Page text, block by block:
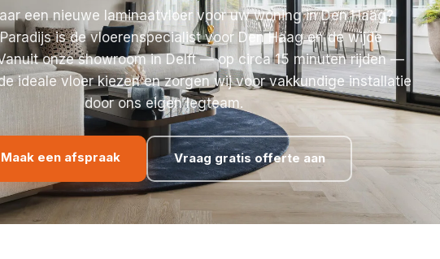
een nieuwe laminaatvloer voor uw woning in Den Haag?
is de vloerenspecialist voor Den Haag en de wijde
onze showroom in Delft — op circa 15 minuten rijden —
ideale vloer kiezen en zorgen wij voor vakkundige installatie
door ons eigen legteam.
Maak een afspraak Vraag gratis offerte aan